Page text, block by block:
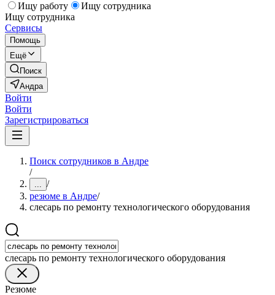
Ищу работу
Ищу сотрудника
Ищу сотрудника
Сервисы
Помощь
Ещё
Поиск
Андра
Войти
Войти
Зарегистрироваться
Поиск сотрудников в Андре
/
... /
резюме в Андре/
слесарь по ремонту технологического оборудования
слесарь по ремонту технологического оборудования
Резюме